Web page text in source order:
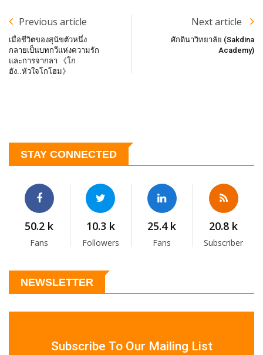
Previous article
เมื่อชีวิตของสุนัขตัวหนึ่ง
กลายเป็นบทกวีแห่งความรัก
และการจากลา 《โก
ฮัง..หัวใจโกโฮม》
Next article
ศักดินาวิทยาลัย (Sakdina
Academy)
STAY CONNECTED
50.2 k
Fans
10.3 k
Followers
25.4 k
Fans
20.8 k
Subscriber
NEWSLETTER
Subscribe To Our Mailing List